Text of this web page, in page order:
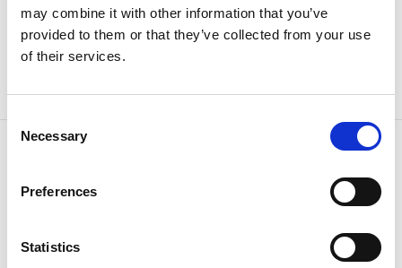
may combine it with other information that you’ve
provided to them or that they’ve collected from your use
of their services.
Selection
Necessary
Preferences
Statistics
Wellenkupplungen
Metallbalgkupplung RINGFEDER